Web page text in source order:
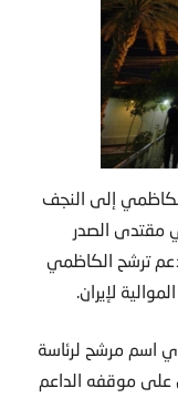
إلى النجف
مقتدى الصدر
ترشح الكاظمي
لإيران.
اسم مرشح لرئاسة
على موقفه الداعم